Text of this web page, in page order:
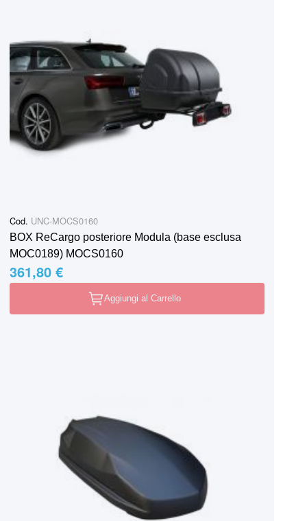
Cod. UNC-MOCS0160
BOX ReCargo posteriore Modula (base esclusa
MOC0189) MOCS0160
361,80 €
Aggiungi al Carrello